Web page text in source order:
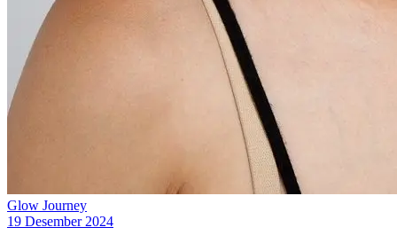
Glow Journey
19 Desember 2024